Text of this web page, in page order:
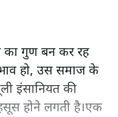
का गुण बन कर रह
हो, उस समाज के
इंसानियत की
होने लगती है।एक